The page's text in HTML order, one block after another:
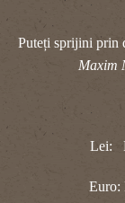
Puteți sprijini prin
Maxim
Lei:
Euro: